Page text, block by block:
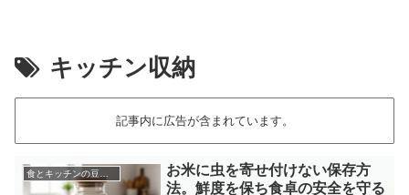
キッチン収納
記事内に広告が含まれています。
食とキッチンの豆知識
お米に虫を寄せ付けない保存方
法。鮮度を保ち食卓の安全を守る